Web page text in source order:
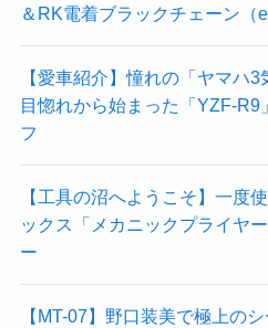
＆RK電着ブラックチェーン（
【愛車紹介】憧れの「ヤマハ
目惚れから始まった「YZF-R9
フ
【工具の沼へようこそ】一度
ックス「メカニックプライヤ
ー
【MT-07】野口装美で極上の